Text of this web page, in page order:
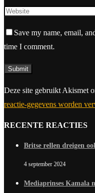
Save my name, email,
time I comment.
Deze site gebruikt Akismet
reactie-gegevens worden
RECENTE REACTIES
Britse rellen dreigen
4 september 2024
Mediaprinses Kamala